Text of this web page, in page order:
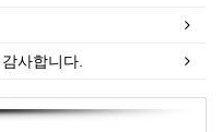
사합니다.